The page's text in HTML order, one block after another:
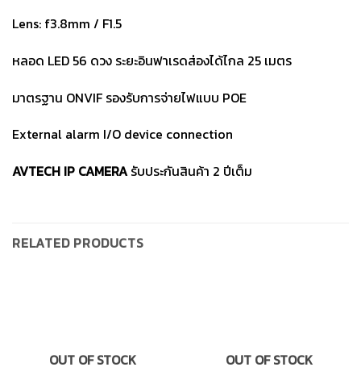
Lens: f3.8mm / F1.5
หลอด LED 56 ดวง ระยะอินฟาเรดส่องได้ไกล 25 เมตร
มาตรฐาน ONVIF รองรับการจ่ายไฟแบบ POE
External alarm I/O device connection
AVTECH IP CAMERAรับประกันสินค้า 2 ปีเต็ม
RELATED PRODUCTS
OUT OF STOCK OUT OF STOCK